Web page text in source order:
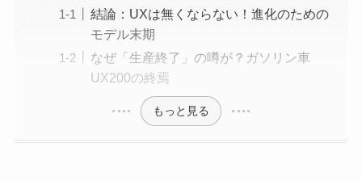
結論：UXは無くならない！進化のための
モデル末期
なぜ「生産終了」の噂が？ガソリン車
UX200の終焉
もっと見る